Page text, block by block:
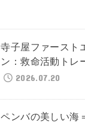
寺子屋ファースト
ン：救命活動トレ
2026.07.20
ペンバの美しい海